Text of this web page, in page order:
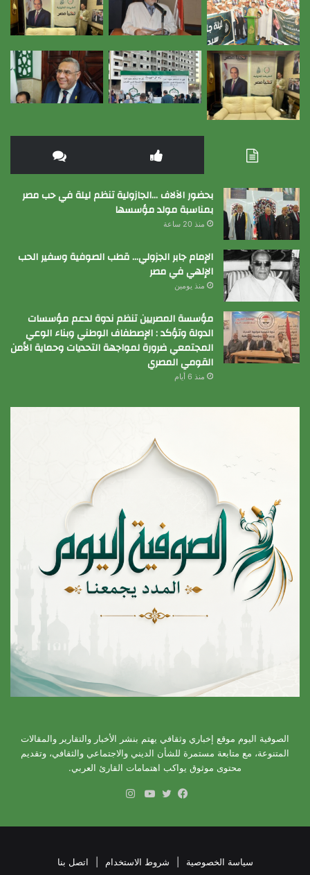
بحضور الآلاف …الجازولية تنظم ليلة في حب مصر
بمناسبة مولد مؤسسها
منذ 20 ساعة
الإمام جابر الجزولي… قطب الصوفية وسفير الحب
الإلهي في مصر
منذ يومين
مؤسسة المصريين تنظم ندوة لدعم مؤسسات
الدولة وتؤكد : الإصطفاف الوطني وبناء الوعي
المجتمعي ضرورة لمواجهة التحديات وحماية الأمن
القومي المصري
منذ 6 أيام
الصوفية اليوم موقع إخباري وثقافي يهتم بنشر الأخبار والتقارير والمقالات
المتنوعة، مع متابعة مستمرة للشأن الديني والاجتماعي والثقافي، وتقديم
محتوى موثوق يواكب اهتمامات القارئ العربي.
سياسة الخصوصية شروط الاستخدام اتصل بنا